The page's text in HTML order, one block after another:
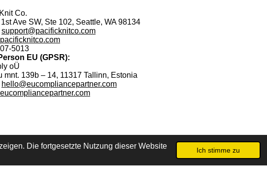
Die fortgesetzte Nutzung dieser Website
Ich stimme zu
Co.
Ave SW, Ste 102, Seattle, WA 98134
support@pacificknitco.com
5013
EU (GPSR):
oÜ
mnt. 139b – 14, 11317 Tallinn, Estonia
hello@eucompliancepartner.com